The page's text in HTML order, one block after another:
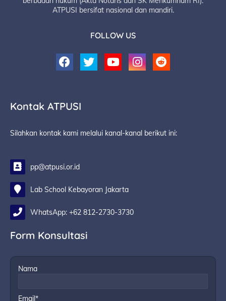
ATPUSI bersifat nasional dan mandiri.
FOLLOW US
Kontak ATPUSI
Silahkan kontak kami melalui kanal-kanal berikut ini:
pp@atpusi.or.id
Lab School Kebayoran Jakarta
WhatsApp: +62 812-2730-3730
Form Konsultasi
Nama
Email*